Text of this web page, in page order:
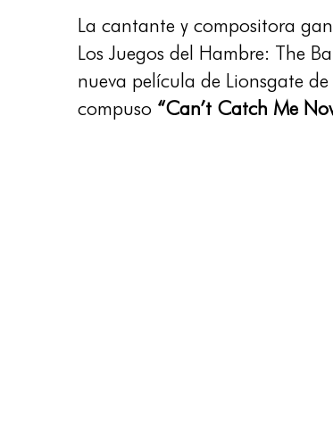
La cantante y compositora
Los Juegos del Hambre: The
nueva película de Lionsgate
compuso “Can’t Catch Me